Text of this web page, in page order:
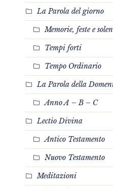
La Parola del giorno
Memorie, feste e
Tempi forti
Tempo Ordinario
La Parola della
Anno A – B – C
Lectio Divina
Antico Testamento
Nuovo Testamento
Meditazioni